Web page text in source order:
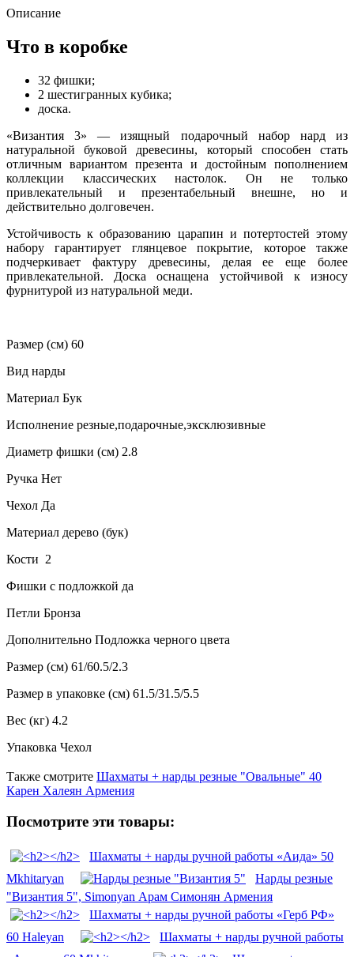
Описание
Что в коробке
32 фишки;
2 шестигранных кубика;
доска.
«Византия 3» — изящный подарочный набор нард из
натуральной буковой древесины, который способен стать
отличным вариантом презента и достойным пополнением
коллекции классических настолок. Он не только
привлекательный и презентабельный внешне, но и
действительно долговечен.
Устойчивость к образованию царапин и потертостей этому
набору гарантирует глянцевое покрытие, которое также
подчеркивает фактуру древесины, делая ее еще более
привлекательной. Доска оснащена устойчивой к износу
фурнитурой из натуральной меди.
Размер (см) 60
Вид нарды
Материал Бук
Исполнение резные,подарочные,эксклюзивные
Диаметр фишки (см) 2.8
Ручка Нет
Чехол Да
Материал дерево (бук)
Кости 2
Фишки с подложкой да
Петли Бронза
Дополнительно Подложка черного цвета
Размер (см) 61/60.5/2.3
Размер в упаковке (см) 61.5/31.5/5.5
Вес (кг) 4.2
Упаковка Чехол
Также смотрите Шахматы + нарды резные "Овальные" 40
Карен Халеян Армения
Посмотрите эти товары:
Шахматы + нарды ручной работы «Аида» 50
Mkhitaryan
Нарды резные
"Византия 5", Simonyan Арам Симонян Армения
Шахматы + нарды ручной работы «Герб РФ»
60 Haleyan
Шахматы + нарды ручной работы